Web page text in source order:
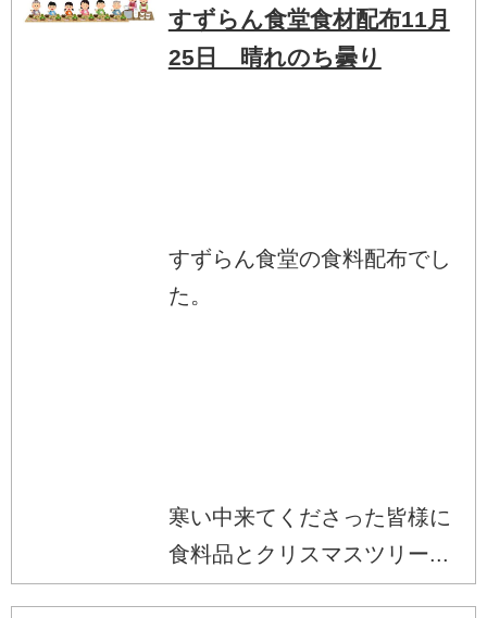
すずらん食堂食材配布11月
25日 晴れのち曇り
すずらん食堂の食料配布でし
た。
寒い中来てくださった皆様に
食料品とクリスマスツリー...